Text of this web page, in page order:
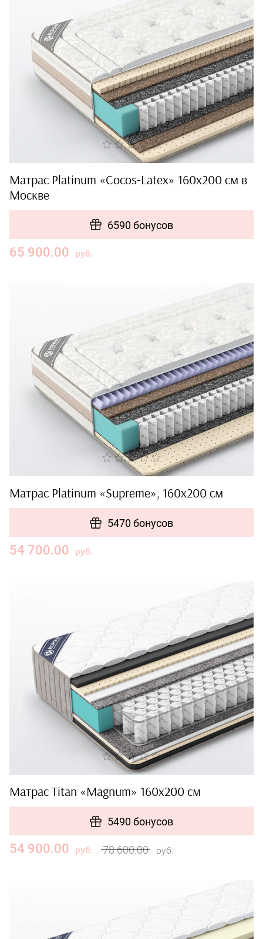
Матрас Platinum «Cocos-Latex» 160x200 см в
Москве
6590 бонусов
65 900.00 руб.
Матрас Platinum «Supreme», 160x200 см
5470 бонусов
54 700.00 руб.
Матрас Titan «Magnum» 160x200 см
5490 бонусов
54 900.00 руб. 78 600.00 руб.